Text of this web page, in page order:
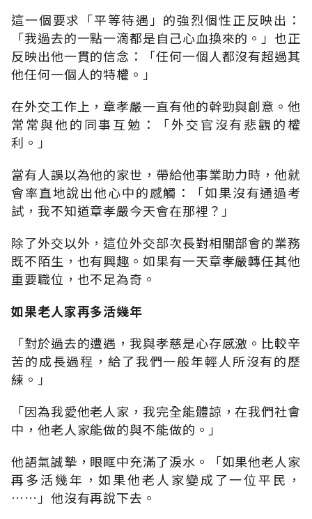
這一個要求「平等待遇」的強烈個性正反映出：
「我過去的一點一滴都是自己心血換來的。」也正
反映出他一貫的信念：「任何一個人都沒有超過其
他任何一個人的特權。」
在外交工作上，章孝嚴一直有他的幹勁與創意。他
常常與他的同事互勉：「外交官沒有悲觀的權
利。」
當有人誤以為他的家世，帶給他事業助力時，他就
會率直地說出他心中的感觸：「如果沒有通過考
試，我不知道章孝嚴今天會在那裡？」
除了外交以外，這位外交部次長對相關部會的業務
既不陌生，也有興趣。如果有一天章孝嚴轉任其他
重要職位，也不足為奇。
如果老人家再多活幾年
「對於過去的遭遇，我與孝慈是心存感激。比較辛
苦的成長過程，給了我們一般年輕人所沒有的歷
練。」
「因為我愛他老人家，我完全能體諒，在我們社會
中，他老人家能做的與不能做的。」
他語氣誠摯，眼眶中充滿了淚水。「如果他老人家
再多活幾年，如果他老人家變成了一位平民，
……」他沒有再說下去。